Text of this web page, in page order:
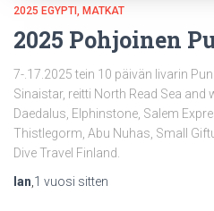
2025 EGYPTI MATKAT
2025 Pohjoinen
7-.17.2025 tein 10 päivän livarin
Sinaistar, reitti North Read Sea and
Daedalus, Elphinstone, Salem
Thistlegorm, Abu Nuhas, Small
Dive Travel Finland.
Ian 1 vuosi sitten